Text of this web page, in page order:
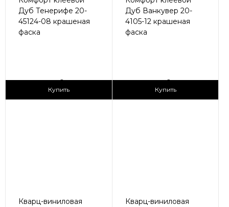
Дуб Тенерифе 20-
45124-08 крашеная
фаска
2
Купить
Дуб Ванкувер 20-
4105-12 крашеная
фаска
2
Купить
Кварц-виниловая
Кварц-виниловая